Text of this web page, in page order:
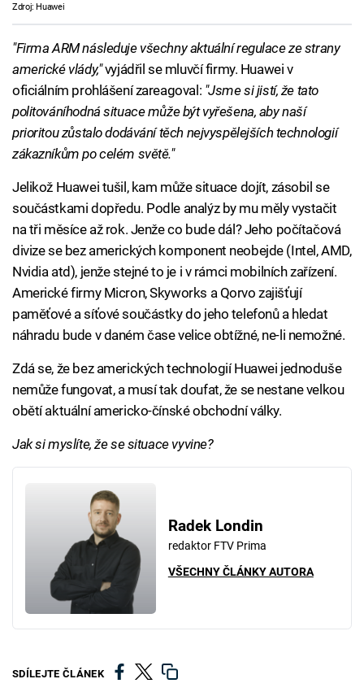
Zdroj: Huawei
"Firma ARM následuje všechny aktuální regulace ze strany
americké vlády,"vyjádřil se mluvčí firmy. Huawei v
oficiálním prohlášení zareagoval: "Jsme si jistí, že tato
politováníhodná situace může být vyřešena, aby naší
prioritou zůstalo dodávání těch nejvyspělejších technologií
zákazníkům po celém světě."
Jelikož Huawei tušil, kam může situace dojít, zásobil se
součástkami dopředu. Podle analýz by mu měly vystačit
na tři měsíce až rok. Jenže co bude dál? Jeho počítačová
divize se bez amerických komponent neobejde (Intel, AMD,
Nvidia atd), jenže stejné to je i v rámci mobilních zařízení.
Americké firmy Micron, Skyworks a Qorvo zajišťují
paměťové a síťové součástky do jeho telefonů a hledat
náhradu bude v daném čase velice obtížné, ne-li nemožné.
Zdá se, že bez amerických technologií Huawei jednoduše
nemůže fungovat, a musí tak doufat, že se nestane velkou
obětí aktuální americko-čínské obchodní války.
Jak si myslíte, že se situace vyvine?
Radek Londin
redaktor FTV Prima
VŠECHNY ČLÁNKY AUTORA
SDÍLEJTE ČLÁNEK